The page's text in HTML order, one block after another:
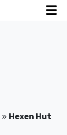
» Hexen Hut